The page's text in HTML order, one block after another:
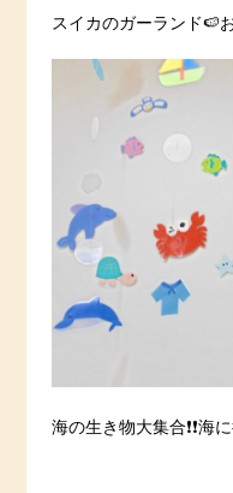
スイカのガーランド🍉
海の生き物大集合❗️❗️海